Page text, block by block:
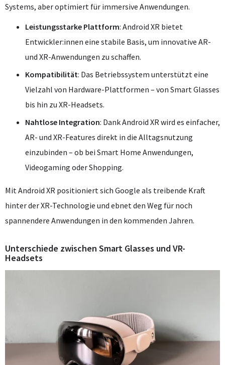
Systems, aber optimiert für immersive Anwendungen.
Leistungsstarke Plattform: Android XR bietet
Entwickler:innen eine stabile Basis, um innovative AR-
und XR-Anwendungen zu schaffen.
Kompatibilität: Das Betriebssystem unterstützt eine
Vielzahl von Hardware-Plattformen – von Smart Glasses
bis hin zu XR-Headsets.
Nahtlose Integration: Dank Android XR wird es einfacher,
AR- und XR-Features direkt in die Alltagsnutzung
einzubinden – ob bei Smart Home Anwendungen,
Videogaming oder Shopping.
Mit Android XR positioniert sich Google als treibende Kraft
hinter der XR-Technologie und ebnet den Weg für noch
spannendere Anwendungen in den kommenden Jahren.
Unterschiede zwischen Smart Glasses und VR-
Headsets